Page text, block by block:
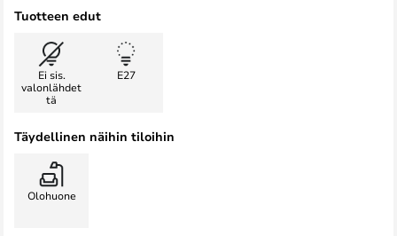
Tuotteen edut
Ei sis.
valonlähdet
tä
E27
Täydellinen näihin tiloihin
Olohuone